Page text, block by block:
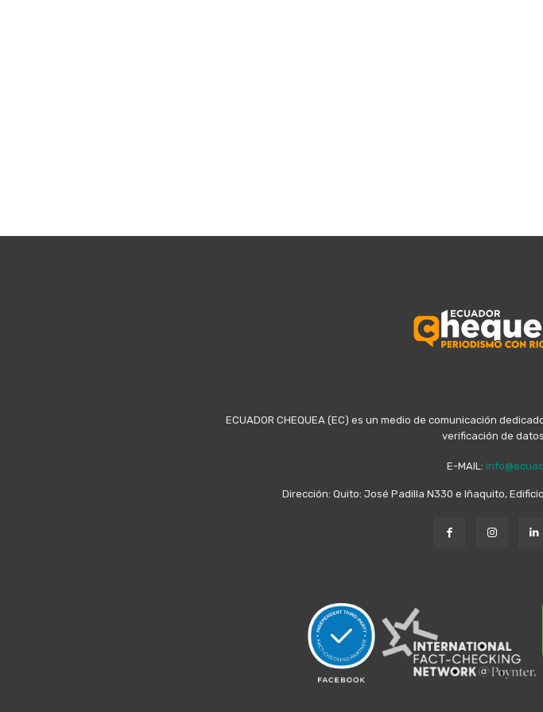
ECUADOR CHEQUEA (EC) es un medio de comunicación
verificación de
E-MAIL:
Dirección: Quito: José Padilla N330 e Iñaquito,